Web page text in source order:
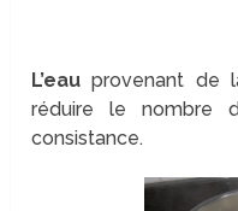
L’eau provenant de
réduire le nombre
consistance.